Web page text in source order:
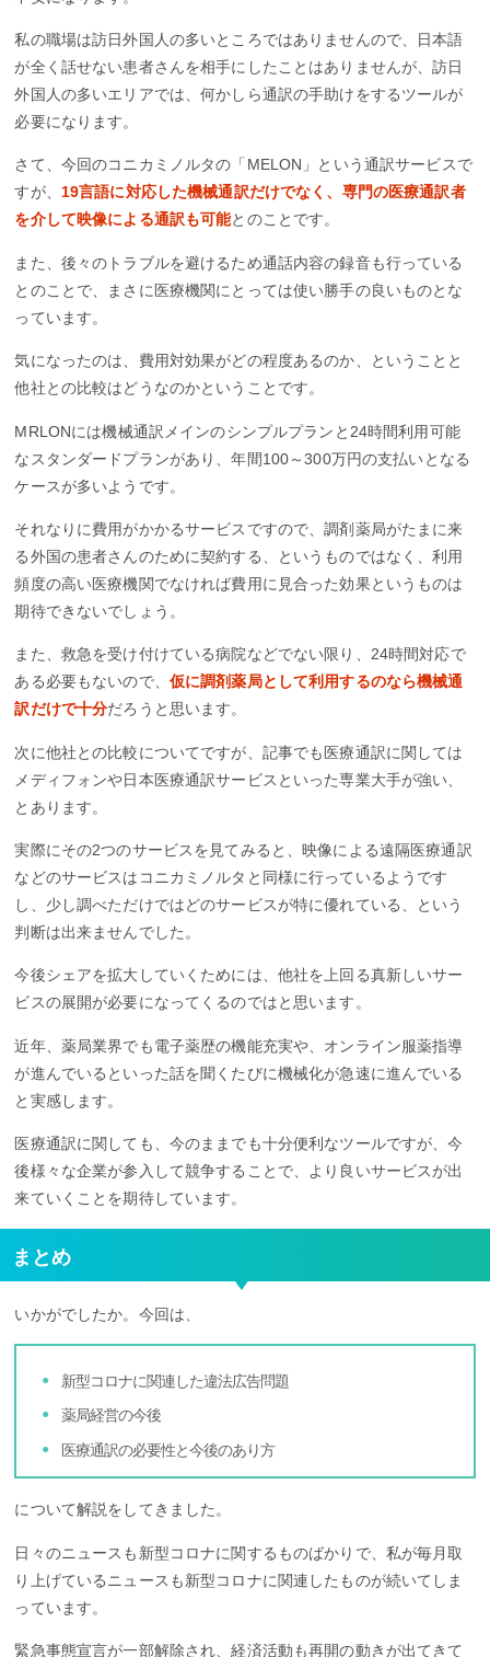
私の職場は訪日外国人の多いところではありませんので、日本語
が全く話せない患者さんを相手にしたことはありませんが、訪日
外国人の多いエリアでは、何かしら通訳の手助けをするツールが
必要になります。
さて、今回のコニカミノルタの「MELON」という通訳サービスで
すが、 19言語に対応した機械通訳だけでなく、専門の医療通訳者
を介して映像による通訳も可能とのことです。
また、後々のトラブルを避けるため通話内容の録音も行っている
とのことで、まさに医療機関にとっては使い勝手の良いものとな
っています。
気になったのは、費用対効果がどの程度あるのか、ということと
他社との比較はどうなのかということです。
MRLONには機械通訳メインのシンプルプランと24時間利用可能
なスタンダードプランがあり、年間100～300万円の支払いとなる
ケースが多いようです。
それなりに費用がかかるサービスですので、調剤薬局がたまに来
る外国の患者さんのために契約する、というものではなく、利用
頻度の高い医療機関でなければ費用に見合った効果というものは
期待できないでしょう。
また、救急を受け付けている病院などでない限り、24時間対応で
ある必要もないので、 仮に調剤薬局として利用するのなら機械通
訳だけで十分だろうと思います。
次に他社との比較についてですが、記事でも医療通訳に関しては
メディフォンや日本医療通訳サービスといった専業大手が強い、
とあります。
実際にその2つのサービスを見てみると、映像による遠隔医療通訳
などのサービスはコニカミノルタと同様に行っているようです
し、少し調べただけではどのサービスが特に優れている、という
判断は出来ませんでした。
今後シェアを拡大していくためには、他社を上回る真新しいサー
ビスの展開が必要になってくるのではと思います。
近年、薬局業界でも電子薬歴の機能充実や、オンライン服薬指導
が進んでいるといった話を聞くたびに機械化が急速に進んでいる
と実感します。
医療通訳に関しても、今のままでも十分便利なツールですが、今
後様々な企業が参入して競争することで、より良いサービスが出
来ていくことを期待しています。
まとめ
いかがでしたか。今回は、
新型コロナに関連した違法広告問題
薬局経営の今後
医療通訳の必要性と今後のあり方
について解説をしてきました。
日々のニュースも新型コロナに関するものばかりで、私が毎月取
り上げているニュースも新型コロナに関連したものが続いてしま
っています。
緊急事態宣言が一部解除され、経済活動も再開の動きが出てきて